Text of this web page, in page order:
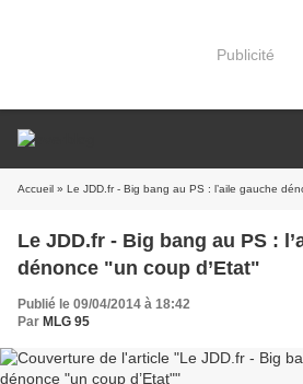
Publicité
Accueil » Le JDD.fr - Big bang au PS : l’aile gauche
Le JDD.fr - Big bang au PS :
dénonce "un coup d’Etat"
Publié le 09/04/2014 à 18:42
Par MLG 95